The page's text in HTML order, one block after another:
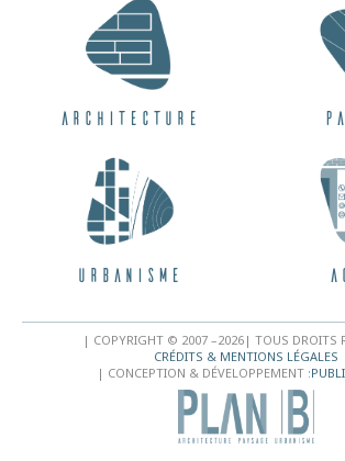
Architecture
Urbanisme
| COPYRIGHT © 2007 –2026 | TOUS DROITS
CRÉDITS & MENTIONS LÉGALES
| CONCEPTION & DÉVELOPPEMENT :